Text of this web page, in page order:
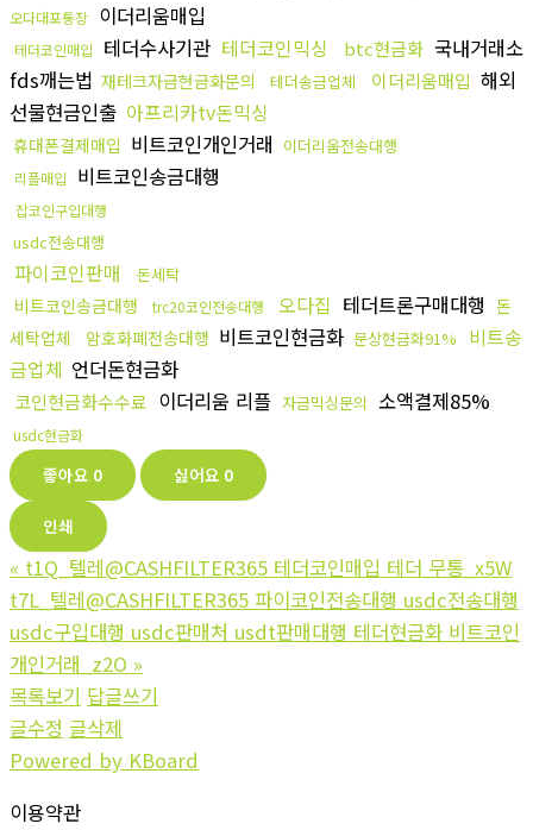
오다대포통장 이더리움매입
테더코인매입 테더수사기관 테더코인믹싱 btc현금화 국내거래소
fds깨는법 재테크자금현금화문의 테더송금업체 이더리움매입 해외
선물현금인출 아프리카tv돈믹싱
휴대폰결제매입 비트코인개인거래 이더리움전송대행
리플매입 비트코인송금대행
잡코인구입대행
usdc전송대행
파이코인판매 돈세탁
비트코인송금대행 trc20코인전송대행 오다집 테더트론구매대행 돈
세탁업체
암호화폐전송대행 비트코인현금화 문상현금화91%
비트송
금업체 언더돈현금화
코인현금화수수료 이더리움 리플 자금믹싱문의 소액결제85%
usdc현금화
좋아요 0 싫어요 0
인쇄
« t1Q_텔레@CASHFILTER365 테더코인매입 테더 무통_x5W
t7L_텔레@CASHFILTER365 파이코인전송대행 usdc전송대행
usdc구입대행 usdc판매처 usdt판매대행 테더현금화 비트코인
개인거래_z2O »
목록보기 답글쓰기
글수정 글삭제
Powered by KBoard
이용약관